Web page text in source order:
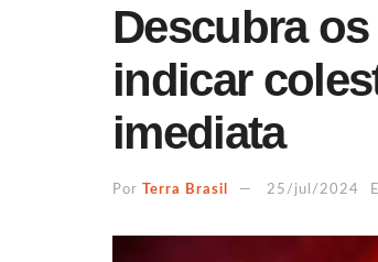
Descubra
indicar
imediata
Por Terra Brasil 25/jul/2024